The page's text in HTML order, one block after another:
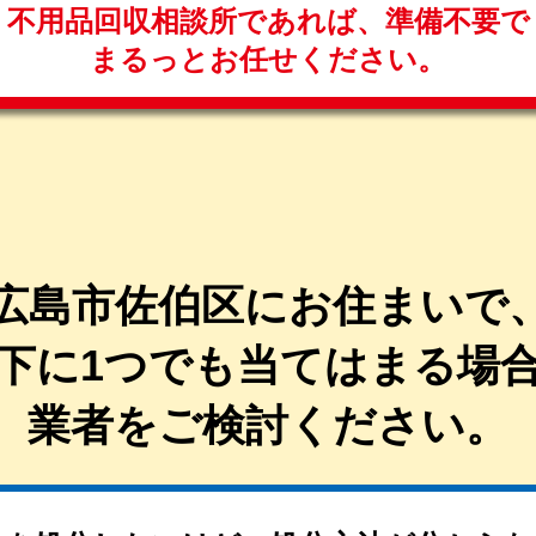
不用品回収相談所であれば、 準備不要で
まるっと お任せください。
島市佐伯区にお住まいで
に1つでも当てはまる場
業者をご検討ください。